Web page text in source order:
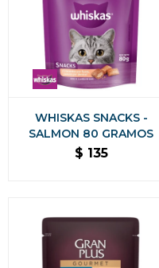
WHISKAS SNACKS -
SALMON 80 GRAMOS
$ 135